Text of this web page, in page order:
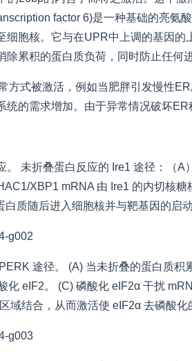
factor 6)是一种基础的亮氨
细胞核。它与在UPR中上调的基因的
除累积的蛋白质负荷，同时防止任何
方式被激活，例如当肥胖引发慢性
统的需求增加。由于异常情况破坏ER
。 未折叠蛋白反应的 Ire1 途径：（
XBP1 mRNA 由 Ire1 的内切核
白质随后进入细胞核并与靶基因的启
途径。 (A) 当未折叠的蛋白质
化 eIF2。 (C) 磷酸化 eIF2α 干扰
域结合，从而激活使 eIF2α 去磷酸